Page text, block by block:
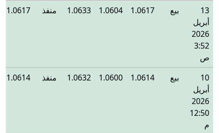
13
أبريل
2026
3:52
ص
بيع 1.0617
1.0604
1.0633 منفذ 1.0617
10
أبريل
2026
12:50
م
بيع 1.0614
1.0600
1.0632 منفذ 1.0614